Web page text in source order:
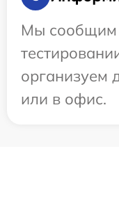
Мы сообщим
организуем
или в офис.